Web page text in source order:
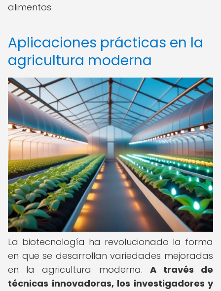
alimentos.
Aplicaciones prácticas en la
agricultura moderna
La biotecnología ha revolucionado la forma
en que se desarrollan variedades mejoradas
en la agricultura moderna. A través de
técnicas innovadoras, los investigadores y